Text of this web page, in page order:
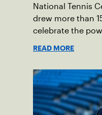
National Tennis
drew more than
celebrate the
READ MORE